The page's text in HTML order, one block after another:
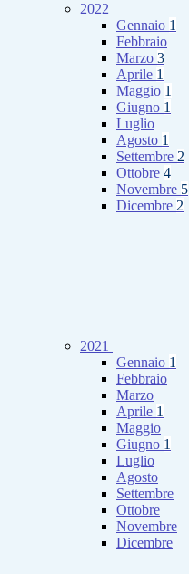
2022
Gennaio 1
Febbraio
Marzo 3
Aprile 1
Maggio 1
Giugno 1
Luglio
Agosto 1
Settembre 2
Ottobre 4
Novembre 5
Dicembre 2
2021
Gennaio 1
Febbraio
Marzo
Aprile 1
Maggio
Giugno 1
Luglio
Agosto
Settembre
Ottobre
Novembre
Dicembre